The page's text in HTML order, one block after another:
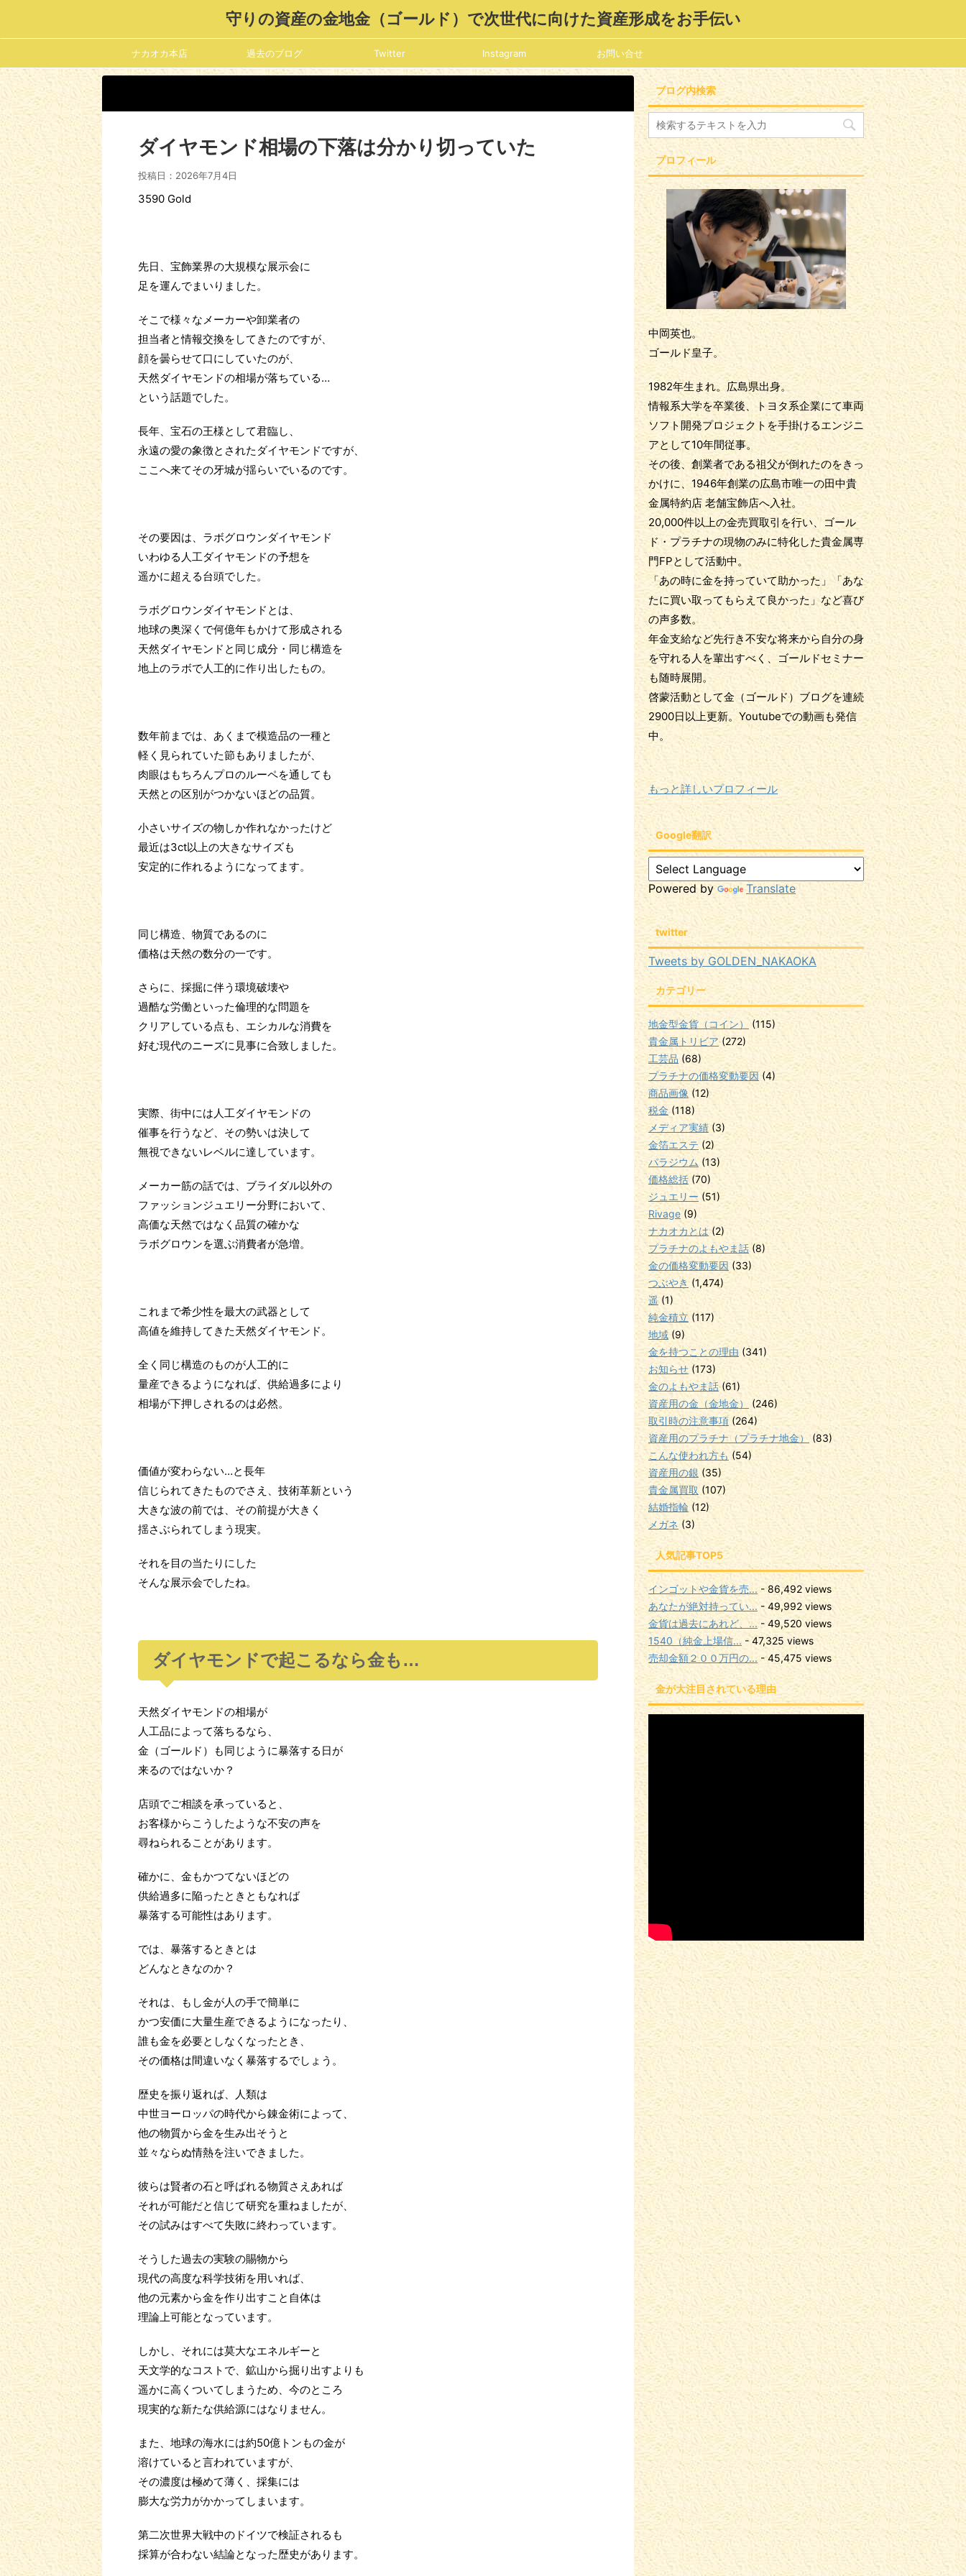
守りの資産の金地金（ゴールド）で次世代に向けた資産形成をお手伝い
ナカオカ本店 過去のブログ Twitter Instagram お問い合せ
ダイヤモンド相場の下落は分かり切っていた
投稿日： 2026年7月4日
3590 Gold
先日、宝飾業界の大規模な展示会に
足を運んでまいりました。
そこで様々なメーカーや卸業者の
担当者と情報交換をしてきたのですが、
顔を曇らせて口にしていたのが、
天然ダイヤモンドの相場が落ちている…
という話題でした。
長年、宝石の王様として君臨し、
永遠の愛の象徴とされたダイヤモンドですが、
ここへ来てその牙城が揺らいでいるのです。
その要因は、ラボグロウンダイヤモンド
いわゆる人工ダイヤモンドの予想を
遥かに超える台頭でした。
ラボグロウンダイヤモンドとは、
地球の奥深くで何億年もかけて形成される
天然ダイヤモンドと同じ成分・同じ構造を
地上のラボで人工的に作り出したもの。
数年前までは、あくまで模造品の一種と
軽く見られていた節もありましたが、
肉眼はもちろんプロのルーペを通しても
天然との区別がつかないほどの品質。
小さいサイズの物しか作れなかったけど
最近は3ct以上の大きなサイズも
安定的に作れるようになってます。
同じ構造、物質であるのに
価格は天然の数分の一です。
さらに、採掘に伴う環境破壊や
過酷な労働といった倫理的な問題を
クリアしている点も、エシカルな消費を
好む現代のニーズに見事に合致しました。
実際、街中には人工ダイヤモンドの
催事を行うなど、その勢いは決して
無視できないレベルに達しています。
メーカー筋の話では、ブライダル以外の
ファッションジュエリー分野において、
高価な天然ではなく品質の確かな
ラボグロウンを選ぶ消費者が急増。
これまで希少性を最大の武器として
高値を維持してきた天然ダイヤモンド。
全く同じ構造のものが人工的に
量産できるようになれば、供給過多により
相場が下押しされるのは必然。
価値が変わらない…と長年
信じられてきたものでさえ、技術革新という
大きな波の前では、その前提が大きく
揺さぶられてしまう現実。
それを目の当たりにした
そんな展示会でしたね。
ダイヤモンドで起こるなら金も…
天然ダイヤモンドの相場が
人工品によって落ちるなら、
金（ゴールド）も同じように暴落する日が
来るのではないか？
店頭でご相談を承っていると、
お客様からこうしたような不安の声を
尋ねられることがあります。
確かに、金もかつてないほどの
供給過多に陥ったときともなれば
暴落する可能性はあります。
では、暴落するときとは
どんなときなのか？
それは、もし金が人の手で簡単に
かつ安価に大量生産できるようになったり、
誰も金を必要としなくなったとき、
その価格は間違いなく暴落するでしょう。
歴史を振り返れば、人類は
中世ヨーロッパの時代から錬金術によって、
他の物質から金を生み出そうと
並々ならぬ情熱を注いできました。
彼らは賢者の石と呼ばれる物質さえあれば
それが可能だと信じて研究を重ねましたが、
その試みはすべて失敗に終わっています。
そうした過去の実験の賜物から
現代の高度な科学技術を用いれば、
他の元素から金を作り出すこと自体は
理論上可能となっています。
しかし、それには莫大なエネルギーと
天文学的なコストで、鉱山から掘り出すよりも
遥かに高くついてしまうため、今のところ
現実的な新たな供給源にはなりません。
また、地球の海水には約50億トンもの金が
溶けていると言われていますが、
その濃度は極めて薄く、採集には
膨大な労力がかかってしまいます。
第二次世界大戦中のドイツで検証されるも
採算が合わない結論となった歴史があります。
ブログ内検索
プロフィール
中岡英也。
ゴールド皇子。
1982年生まれ。広島県出身。
情報系大学を卒業後、トヨタ系企業にて車両
ソフト開発プロジェクトを手掛けるエンジニ
アとして10年間従事。
その後、創業者である祖父が倒れたのをきっ
かけに、1946年創業の広島市唯一の田中貴
金属特約店 老舗宝飾店へ入社。
20,000件以上の金売買取引を行い、ゴール
ド・プラチナの現物のみに特化した貴金属専
門FPとして活動中。
「あの時に金を持っていて助かった」「あな
たに買い取ってもらえて良かった」など喜び
の声多数。
年金支給など先行き不安な将来から自分の身
を守れる人を輩出すべく、ゴールドセミナー
も随時展開。
啓蒙活動として金（ゴールド）ブログを連続
2900日以上更新。Youtubeでの動画も発信
中。
もっと詳しいプロフィール
Google翻訳
Powered by Translate
twitter
Tweets by GOLDEN_NAKAOKA
カテゴリー
地金型金貨（コイン）
(115)
貴金属トリビア(272)
工芸品 (68)
プラチナの価格変動要因 (4)
商品画像 (12)
税金 (118)
メディア実績 (3)
金箔エステ (2)
パラジウム (13)
価格総括 (70)
ジュエリー (51)
Rivage (9)
ナカオカとは(2)
プラチナのよもやま話 (8)
金の価格変動要因 (33)
つぶやき (1,474)
遥 (1)
純金積立 (117)
地域 (9)
金を持つことの理由 (341)
お知らせ (173)
金のよもやま話(61)
資産用の金（金地金）
(246)
取引時の注意事項 (264)
資産用のプラチナ（プラチナ地金）
(83)
こんな使われ方も (54)
資産用の銀 (35)
貴金属買取 (107)
結婚指輪 (12)
メガネ (3)
人気記事TOP5
インゴットや金貨を売... - 86,492 views
あなたが絶対持ってい... - 49,992 views
金貨は過去にあれど、... - 49,520 views
1540（純金上場信... - 47,325 views
売却金額２００万円の... - 45,475 views
金が大注目されている理由